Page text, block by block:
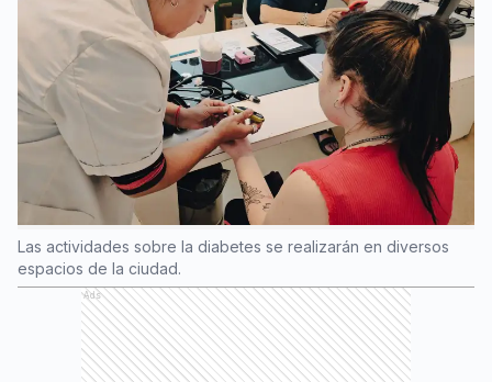
Las actividades sobre la diabetes se realizarán en diversos
espacios de la ciudad.
Ads